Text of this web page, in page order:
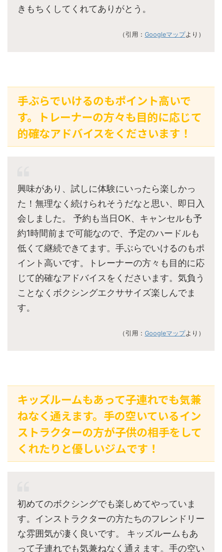
きもちくしてくれてありがとう。
（引用： Googleマップより）
手ぶらでいけるのもポイント高いで
す。トレーナーの方々も目的に応じて
的確なアドバイスをくださいます！
興味があり、試しに体験にいったら楽しかっ
た！無理なく続けられそうだなと思い、即日入
会しました。 予約も当日OK、キャンセルも予
約1時間前まで可能なので、予定のハードルも
低くて継続できてます。手ぶらでいけるのもポ
イント高いです。トレーナーの方々も目的に応
じて的確なアドバイスをくださいます。気負う
ことなくボクシングエクササイズ楽しんでま
す。
（引用： Googleマップより）
キッズルームもあって子連れでも気兼
ねなく通えます。手の空いているイン
ストラクターの方が子供の相手をして
くれたりと優しいジムです！
初めてのボクシングでも楽しめてやっていま
す。インストラクターの方たちのフレンドリー
な雰囲気が凄く良いです。 キッズルームもあ
って子連れでも気兼ねなく通えます。手の空い